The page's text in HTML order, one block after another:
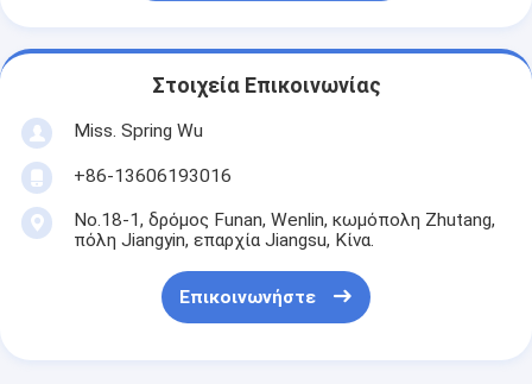
Στοιχεία Επικοινωνίας
Miss. Spring Wu
+86-13606193016
No.18-1, δρόμος Funan, Wenlin, κωμόπολη Zhutang,
πόλη Jiangyin, επαρχία Jiangsu, Κίνα.
Επικοινωνήστε